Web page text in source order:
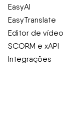
EasyAI
EasyTranslate
Editor de vídeo
SCORM e xAPI
Integrações